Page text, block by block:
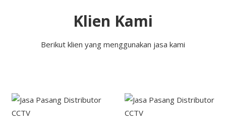
Klien Kami
Berikut klien yang menggunakan jasa kami